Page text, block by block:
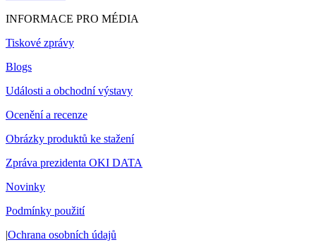
INFORMACE PRO MÉDIA
Tiskové zprávy
Blogs
Události a obchodní výstavy
Ocenění a recenze
Obrázky produktů ke stažení
Zpráva prezidenta OKI DATA
Novinky
Podmínky použití
|Ochrana osobních údajů